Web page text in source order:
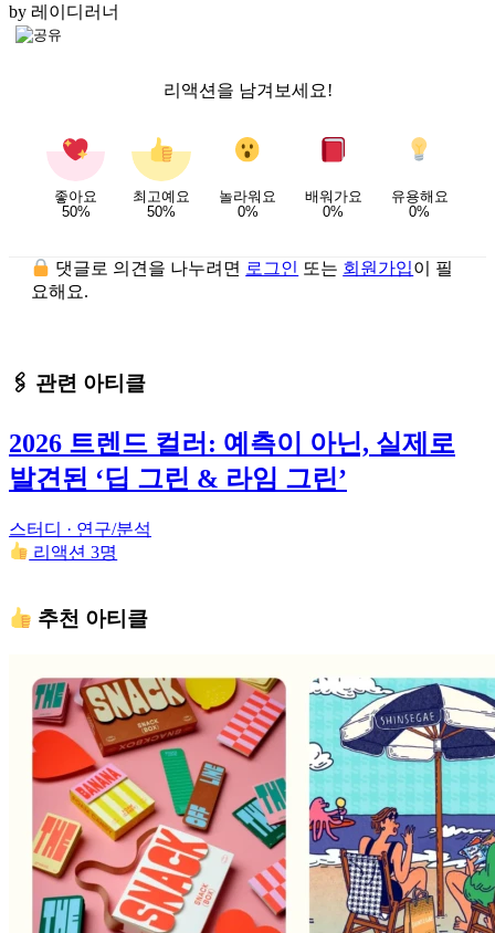
by 레이디러너
리액션을 남겨보세요!
좋아요
50%
최고예요
50%
놀라워요
0%
배워가요
0%
유용해요
0%
댓글로 의견을 나누려면 로그인 또는 회원가입이 필
요해요.
🖇 관련 아티클
2026 트렌드 컬러: 예측이 아닌, 실제로
발견된 ‘딥 그린 & 라임 그린’
스터디 · 연구/분석
리액션 3명
추천 아티클